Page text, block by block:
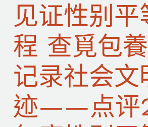
见证性别平
程 查覓包
记录社会文
迹——点评